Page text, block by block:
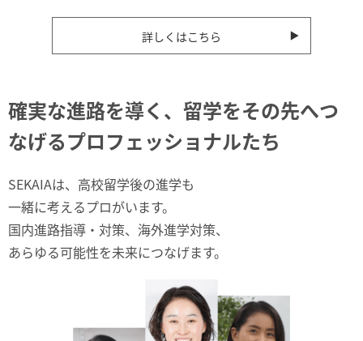
詳しくはこちら
確実な進路を導く、留学をその先へつ
なげるプロフェッショナルたち
SEKAIAは、高校留学後の進学も
一緒に考えるプロがいます。
国内進路指導・対策、海外進学対策、
あらゆる可能性を未来につなげます。